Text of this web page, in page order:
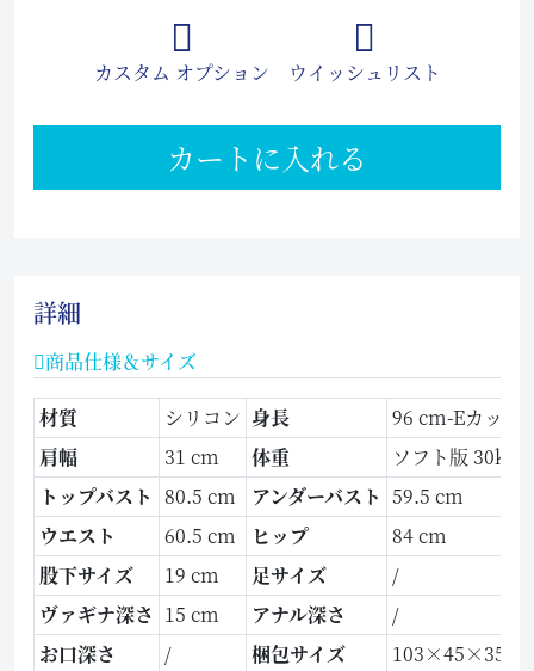
カスタム オプション ウイッシュリスト
カートに入れる
詳細
商品仕様＆サイズ
材質 シリコン 身長
96 cm-Eカップ
肩幅
31 cm 体重
ソフト版 30kg
トップバスト 80.5 cm アンダーバスト 59.5 cm
ウエスト
60.5 cm ヒップ
84 cm
股下サイズ
19 cm 足サイズ
/
ヴァギナ深さ 15 cm アナル深さ
/
お口深さ
/ 梱包サイズ 103×45×35